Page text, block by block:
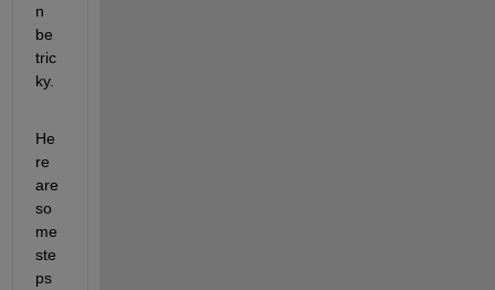
n
be
tric
ky.
He
re
are
so
me
ste
ps